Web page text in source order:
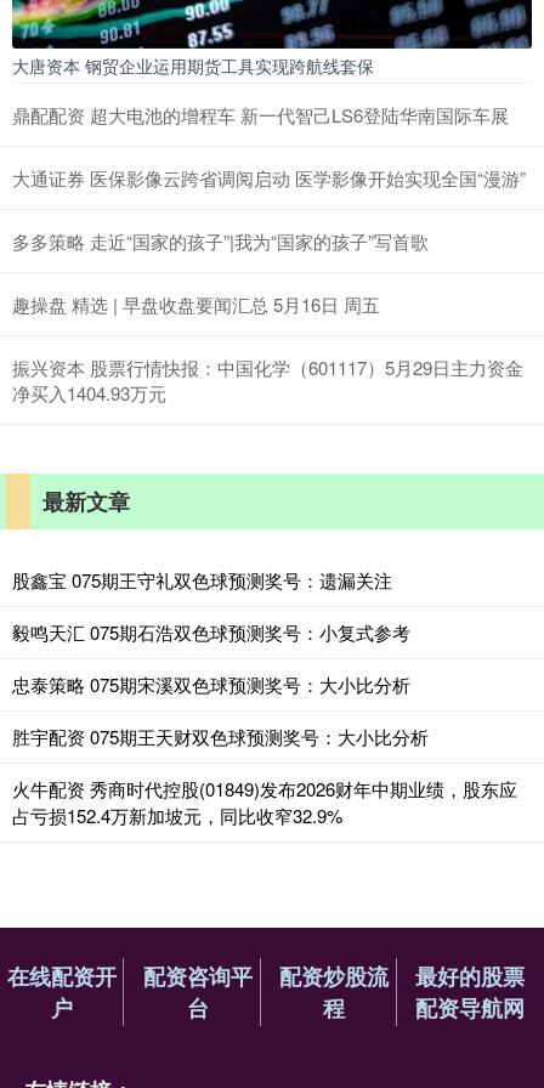
大唐资本 钢贸企业运用期货工具实现跨航线套保
鼎配配资 超大电池的增程车 新一代智己LS6登陆华南国际车展
大通证券 医保影像云跨省调阅启动 医学影像开始实现全国“漫游”
多多策略 走近“国家的孩子”|我为“国家的孩子”写首歌
趣操盘 精选 | 早盘收盘要闻汇总 5月16日 周五
振兴资本 股票行情快报：中国化学（601117）5月29日主力资金
净买入1404.93万元
最新文章
股鑫宝 075期王守礼双色球预测奖号：遗漏关注
毅鸣天汇 075期石浩双色球预测奖号：小复式参考
忠泰策略 075期宋溪双色球预测奖号：大小比分析
胜宇配资 075期王天财双色球预测奖号：大小比分析
火牛配资 秀商时代控股(01849)发布2026财年中期业绩，股东应
占亏损152.4万新加坡元，同比收窄32.9%
在线配资开
户
配资咨询平
台
配资炒股流
程
最好的股票
配资导航网